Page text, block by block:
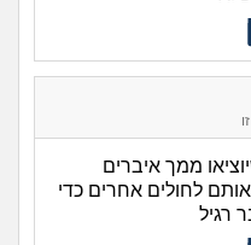
ממך איברים
לחולים אחרים כדי
רגיל